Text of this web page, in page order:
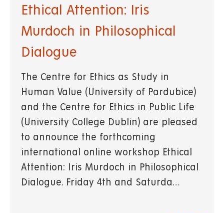
Ethical Attention: Iris
Murdoch in Philosophical
Dialogue
The Centre for Ethics as Study in
Human Value (University of Pardubice)
and the Centre for Ethics in Public Life
(University College Dublin) are pleased
to announce the forthcoming
international online workshop Ethical
Attention: Iris Murdoch in Philosophical
Dialogue. Friday 4th and Saturda…